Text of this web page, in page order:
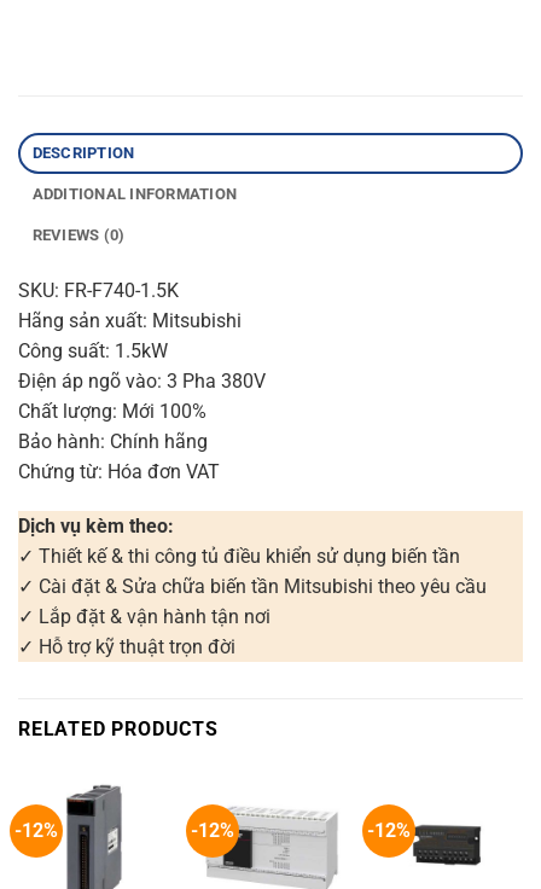
DESCRIPTION
ADDITIONAL INFORMATION
REVIEWS (0)
SKU: FR-F740-1.5K
Hãng sản xuất: Mitsubishi
Công suất: 1.5kW
Điện áp ngõ vào: 3 Pha 380V
Chất lượng: Mới 100%
Bảo hành: Chính hãng
Chứng từ: Hóa đơn VAT
Dịch vụ kèm theo:
✓ Thiết kế & thi công tủ điều khiển sử dụng biến tần
✓ Cài đặt & Sửa chữa biến tần Mitsubishi theo yêu cầu
✓ Lắp đặt & vận hành tận nơi
✓ Hỗ trợ kỹ thuật trọn đời
RELATED PRODUCTS
-12% -12% -12%